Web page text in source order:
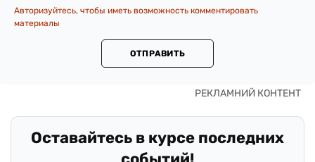
Авторизуйтесь, чтобы иметь возможность комментировать
материалы
ОТПРАВИТЬ
Оставайтесь в курсе последних